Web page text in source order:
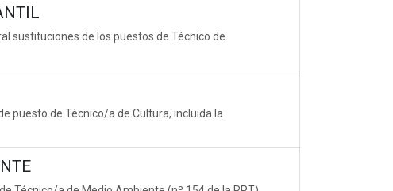
sustituciones de los puestos de Técnico de
puesto de Técnico/a de Cultura, incluida la